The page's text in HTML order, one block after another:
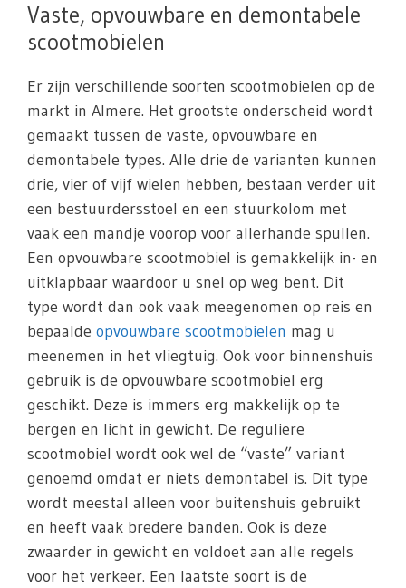
Vaste, opvouwbare en demontabele
scootmobielen
Er zijn verschillende soorten scootmobielen op de
markt in Almere. Het grootste onderscheid wordt
gemaakt tussen de vaste, opvouwbare en
demontabele types. Alle drie de varianten kunnen
drie, vier of vijf wielen hebben, bestaan verder uit
een bestuurdersstoel en een stuurkolom met
vaak een mandje voorop voor allerhande spullen.
Een opvouwbare scootmobiel is gemakkelijk in- en
uitklapbaar waardoor u snel op weg bent. Dit
type wordt dan ook vaak meegenomen op reis en
bepaalde opvouwbare scootmobielen mag u
meenemen in het vliegtuig. Ook voor binnenshuis
gebruik is de opvouwbare scootmobiel erg
geschikt. Deze is immers erg makkelijk op te
bergen en licht in gewicht. De reguliere
scootmobiel wordt ook wel de “vaste” variant
genoemd omdat er niets demontabel is. Dit type
wordt meestal alleen voor buitenshuis gebruikt
en heeft vaak bredere banden. Ook is deze
zwaarder in gewicht en voldoet aan alle regels
voor het verkeer. Een laatste soort is de